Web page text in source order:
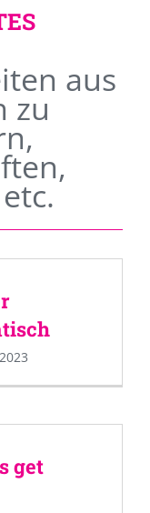
aus
zu
get